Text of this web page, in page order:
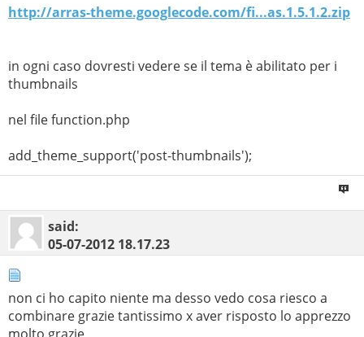
http://arras-theme.googlecode.com/fi...as.1.5.1.2.zip
in ogni caso dovresti vedere se il tema è abilitato per i
thumbnails
nel file function.php
add_theme_support('post-thumbnails');
said:
05-07-2012 18.17.23
non ci ho capito niente ma desso vedo cosa riesco a
combinare grazie tantissimo x aver risposto lo apprezzo